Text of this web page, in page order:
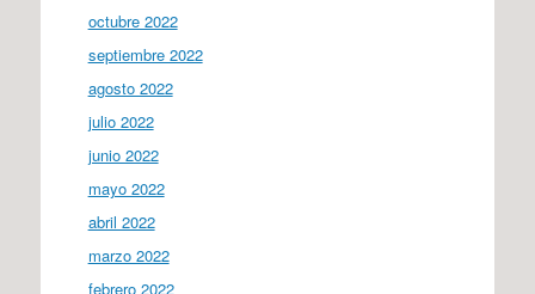
octubre 2022
septiembre 2022
agosto 2022
julio 2022
junio 2022
mayo 2022
abril 2022
marzo 2022
febrero 2022